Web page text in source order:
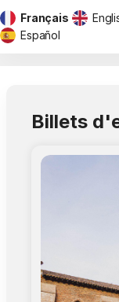
Langue
courante
Français
Español
Billets